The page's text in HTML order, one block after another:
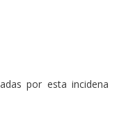
por esta incidena